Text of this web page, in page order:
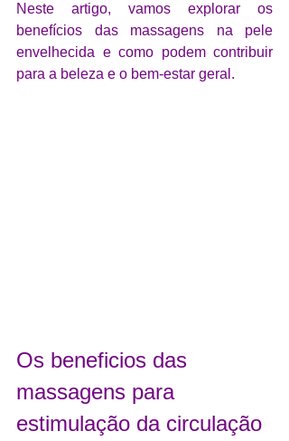
Neste artigo, vamos explorar os
benefícios das massagens na pele
envelhecida e como podem contribuir
para a beleza e o bem-estar geral.
Os beneficios das
massagens para
estimulação da circulação